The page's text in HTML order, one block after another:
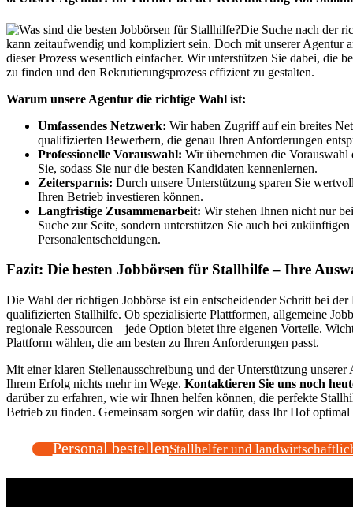
Die Suche nach der
kann zeitaufwendig und kompliziert sein. Doch mit unserer Agentur
dieser Prozess wesentlich einfacher. Wir unterstützen Sie dabei, die
zu finden und den Rekrutierungsprozess effizient zu gestalten.
Warum unsere Agentur die richtige Wahl ist:
Umfassendes Netzwerk: Wir haben Zugriff auf ein breites
qualifizierten Bewerbern, die genau Ihren Anforderungen
Professionelle Vorauswahl: Wir übernehmen die
Sie, sodass Sie nur die besten Kandidaten kennenlernen.
Zeitersparnis: Durch unsere Unterstützung sparen Sie
Ihren Betrieb investieren können.
Langfristige Zusammenarbeit: Wir stehen Ihnen nicht nur
Suche zur Seite, sondern unterstützen Sie auch bei zukünftigen
Personalentscheidungen.
Fazit: Die besten Jobbörsen für Stallhilfe – Ihre
Die Wahl der richtigen Jobbörse ist ein entscheidender Schritt bei
qualifizierten Stallhilfe. Ob spezialisierte Plattformen, allgemeine
regionale Ressourcen – jede Option bietet ihre eigenen Vorteile.
Plattform wählen, die am besten zu Ihren Anforderungen passt.
Mit einer klaren Stellenausschreibung und der Unterstützung unserer
Ihrem Erfolg nichts mehr im Wege. Kontaktieren Sie uns noch
darüber zu erfahren, wie wir Ihnen helfen können, die perfekte
Betrieb zu finden. Gemeinsam sorgen wir dafür, dass Ihr Hof
Personal bestellenStallhelfer und